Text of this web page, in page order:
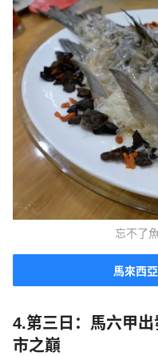
忘不了
馬來西
4.第三日：馬六甲
市之巔